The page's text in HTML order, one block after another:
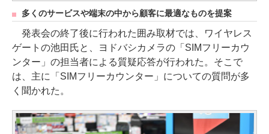
多くのサービスや端末の中から顧客に最適なものを提案
発表会の終了後に行われた囲み取材では、ワイヤレス
ゲートの池田氏と、ヨドバシカメラの「SIMフリーカウ
ンター」の担当者による質疑応答が行われた。そこで
は、主に「SIMフリーカウンター」についての質問が多
く聞かれた。